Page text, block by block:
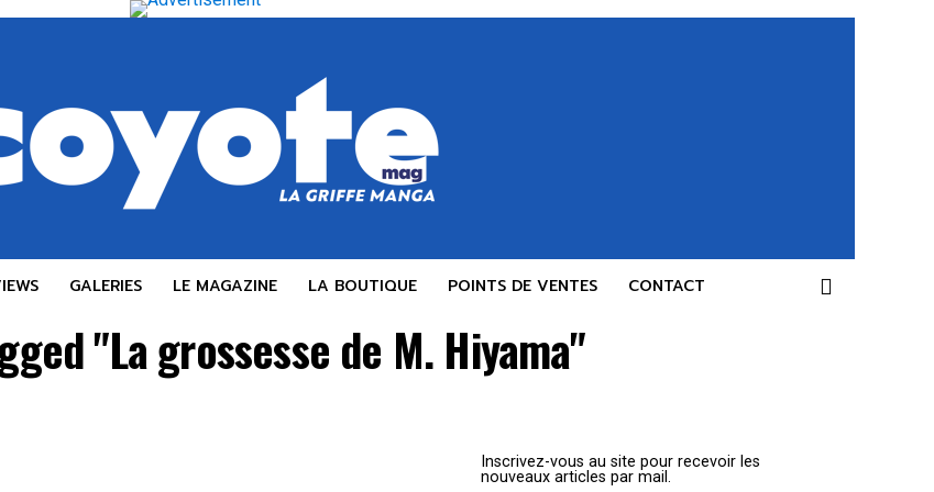
GALERIES LE MAGAZINE LA BOUTIQUE POINTS DE VENTES CONTACT
"La grossesse de M. Hiyama"
Inscrivez-vous au site pour recevoir les
nouveaux articles par mail.